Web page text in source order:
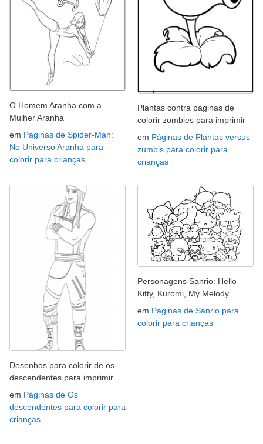
O Homem Aranha com a
Mulher Aranha
em Páginas de Spider-Man:
No Universo Aranha para
colorir para crianças
Plantas contra páginas de
colorir zombies para imprimir
em Páginas de Plantas versus
zumbis para colorir para
crianças
Desenhos para colorir de os
descendentes para imprimir
em Páginas de Os
descendentes para colorir para
crianças
Personagens Sanrio: Hello
Kitty, Kuromi, My Melody ...
em Páginas de Sanrio para
colorir para crianças